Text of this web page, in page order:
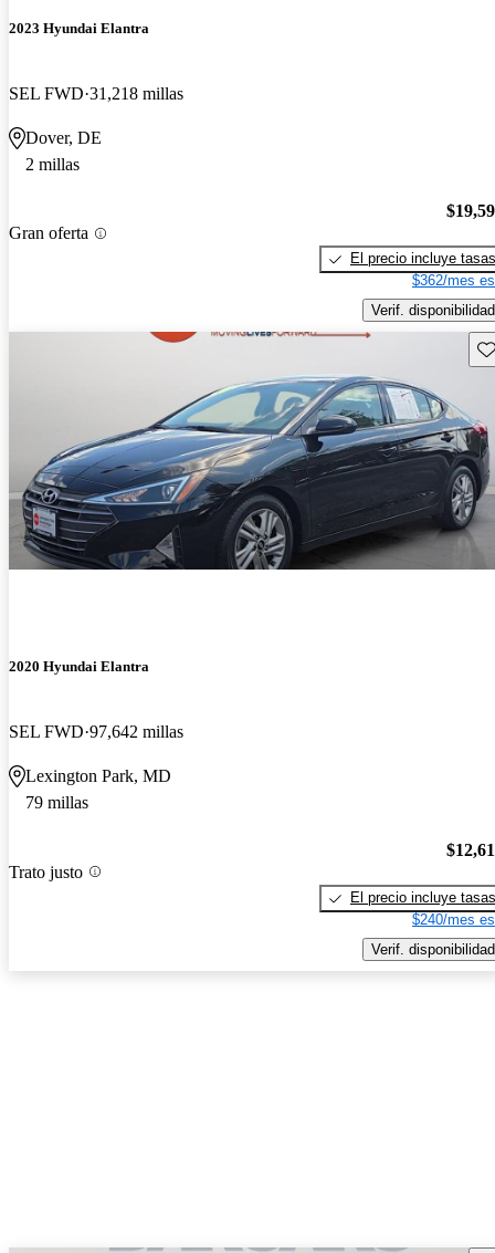
2023 Hyundai Elantra
SEL FWD 31,218 millas
Dover, DE
2 millas
Gran oferta
El precio incluye tasas
$362/mes
Verif. disponibilidad
2020 Hyundai Elantra
SEL FWD 97,642 millas
Lexington Park, MD
79 millas
Trato justo
El precio incluye tasas
$240/mes
Verif. disponibilidad